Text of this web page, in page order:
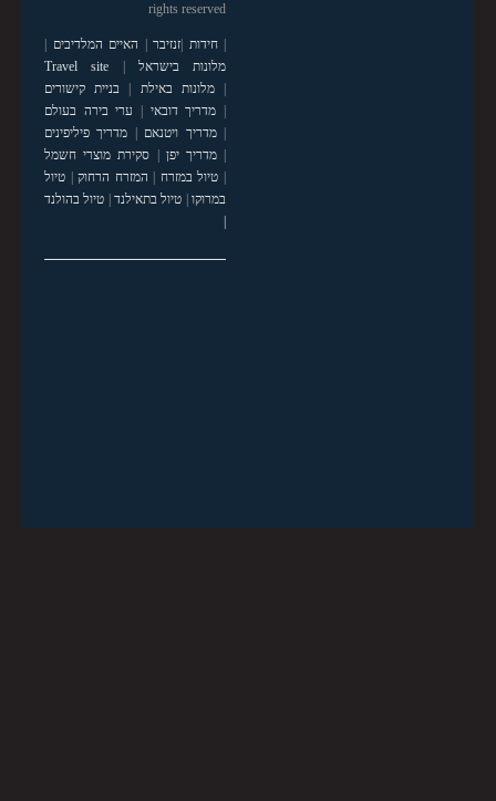
rights reserved
|חידות זנזיבר האיים המלדיבים
מלונות בישראל
Travel site
|מלונות באילת
בניית קישורים
מדריך דובאי
ערי בירה בעולם
|מדריך ויטנאם
מדריך פיליפינים
|מדריך יפן
סקירת מוצרי חשמל
טיול במזרח המזרח הרחוק| טיול
במרוקו| טיול בתאילנד| טיול בהולנד